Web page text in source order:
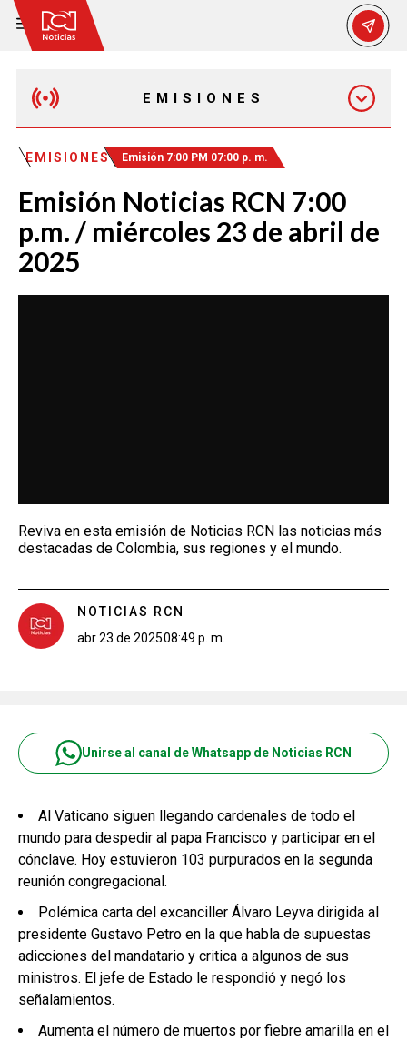
EMISIONES
EMISIÓN 12:30 PM
EMISIÓN 7:00 PM
EMISIONES Emisión 7:00 PM 07:00 p. m.
Emisión Noticias RCN 7:00
p.m. / miércoles 23 de abril de
2025
Reviva en esta emisión de Noticias RCN las noticias más
destacadas de Colombia, sus regiones y el mundo.
NOTICIAS RCN
abr 23 de 202508:49 p. m.
Unirse al canal de Whatsapp de Noticias RCN
Al Vaticano siguen llegando cardenales de todo el
mundo para despedir al papa Francisco y participar en el
cónclave. Hoy estuvieron 103 purpurados en la segunda
reunión congregacional.
Polémica carta del excanciller Álvaro Leyva dirigida al
presidente Gustavo Petro en la que habla de supuestas
adicciones del mandatario y critica a algunos de sus
ministros. El jefe de Estado le respondió y negó los
señalamientos.
Aumenta el número de muertos por fiebre amarilla en el